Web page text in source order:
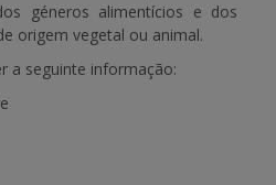
géneros alimentícios e dos
origem vegetal ou animal.
a seguinte informação: